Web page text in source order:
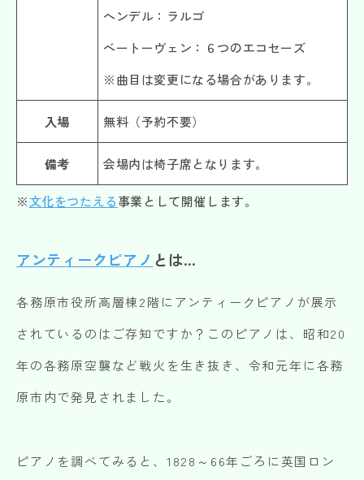
ヘンデル：ラルゴ
ベートーヴェン：６つのエコセーズ
※曲目は変更になる場合があります。
入場 無料（予約不要）
備考 会場内は椅子席となります。
※文化をつたえる事業として開催します。
アンティークピアノ とは…
各務原市役所高層棟2階にアンティークピアノが展示
されているのはご存知ですか？このピアノは、昭和20
年の各務原空襲など戦火を生き抜き、令和元年に各務
原市内で発見されました。
ピアノを調べてみると、1828～66年ごろに英国ロン